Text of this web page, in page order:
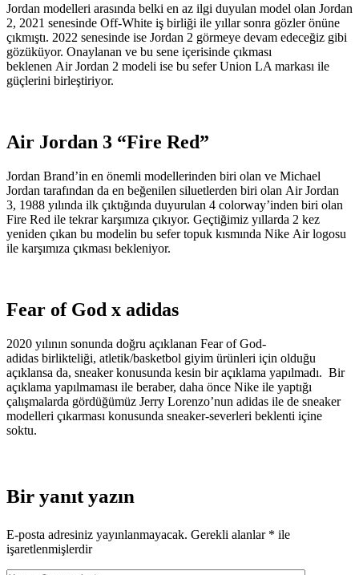
Jordan modelleri arasında belki en az ilgi duyulan model olan Jordan
2, 2021 senesinde Off-White iş birliği ile yıllar sonra gözler önüne
çıkmıştı. 2022 senesinde ise Jordan 2 görmeye devam edeceğiz gibi
gözüküyor. Onaylanan ve bu sene içerisinde çıkması
beklenen Air Jordan 2 modeli ise bu sefer Union LA markası ile
güçlerini birleştiriyor.
Air Jordan 3 “Fire Red”
Jordan Brand’in en önemli modellerinden biri olan ve Michael
Jordan tarafından da en beğenilen siluetlerden biri olan Air Jordan
3, 1988 yılında ilk çıktığında duyurulan 4 colorway’inden biri olan
Fire Red ile tekrar karşımıza çıkıyor. Geçtiğimiz yıllarda 2 kez
yeniden çıkan bu modelin bu sefer topuk kısmında Nike Air logosu
ile karşımıza çıkması bekleniyor.
Fear of God x adidas
2020 yılının sonunda doğru açıklanan Fear of God-
adidas birlikteliği, atletik/basketbol giyim ürünleri için olduğu
açıklansa da, sneaker konusunda kesin bir açıklama yapılmadı. Bir
açıklama yapılmaması ile beraber, daha önce Nike ile yaptığı
çalışmalarda gördüğümüz Jerry Lorenzo’nun adidas ile de sneaker
modelleri çıkarması konusunda sneaker-severleri beklenti içine
soktu.
Bir yanıt yazın
E-posta adresiniz yayınlanmayacak. Gerekli alanlar * ile
işaretlenmişlerdir